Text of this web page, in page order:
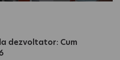
dezvoltator: Cum